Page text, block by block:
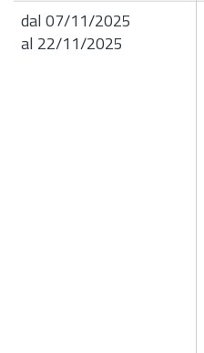
dal 07/11/2025
al 22/11/2025